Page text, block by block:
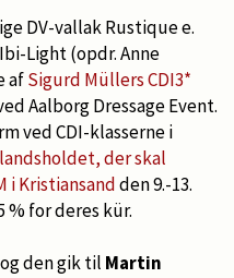
DV-vallak Rustique e.
Light (opdr. Anne
afSigurd Müllers CDI3*
Aalborg Dressage Event.
ved CDI-klasserne i
der skal
i Kristiansandden 9.-13.
% for deres kür.
den gik til Martin